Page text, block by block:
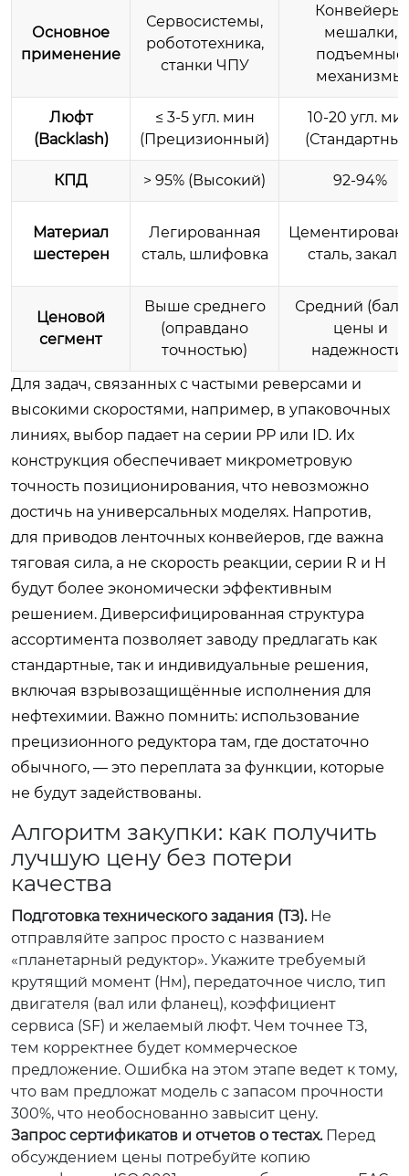
Основное
применение
Сервосистемы,
робототехника,
станки ЧПУ
Конвейеры,
мешалки,
подъемные
механизмы
Люфт
(Backlash)
≤ 3-5 угл. мин
(Прецизионный)
10-20 угл.
КПД > 95% (Высокий) 92-94%
Материал
шестерен
Легированная
сталь, шлифовка
сталь,
Ценовой
сегмент
Выше среднего
(оправдано
точностью)
Средний
цены и
надежности)
Для задач, связанных с частыми реверсами и
высокими скоростями, например, в упаковочных
линиях, выбор падает на серии PP или ID. Их
конструкция обеспечивает микрометровую
точность позиционирования, что невозможно
достичь на универсальных моделях. Напротив,
для приводов ленточных конвейеров, где важна
тяговая сила, а не скорость реакции, серии R и H
будут более экономически эффективным
решением. Диверсифицированная структура
ассортимента позволяет заводу предлагать как
стандартные, так и индивидуальные решения,
включая взрывозащищённые исполнения для
нефтехимии. Важно помнить: использование
прецизионного редуктора там, где достаточно
обычного, — это переплата за функции, которые
не будут задействованы.
Алгоритм закупки: как получить
лучшую цену без потери
качества
Подготовка технического задания (ТЗ).Не
отправляйте запрос просто с названием
«планетарный редуктор». Укажите требуемый
крутящий момент (Нм), передаточное число, тип
двигателя (вал или фланец), коэффициент
сервиса (SF) и желаемый люфт. Чем точнее ТЗ,
тем корректнее будет коммерческое
предложение. Ошибка на этом этапе ведет к тому,
что вам предложат модель с запасом прочности
300%, что необоснованно завысит цену.
Запрос сертификатов и отчетов о тестах.Перед
обсуждением цены потребуйте копию